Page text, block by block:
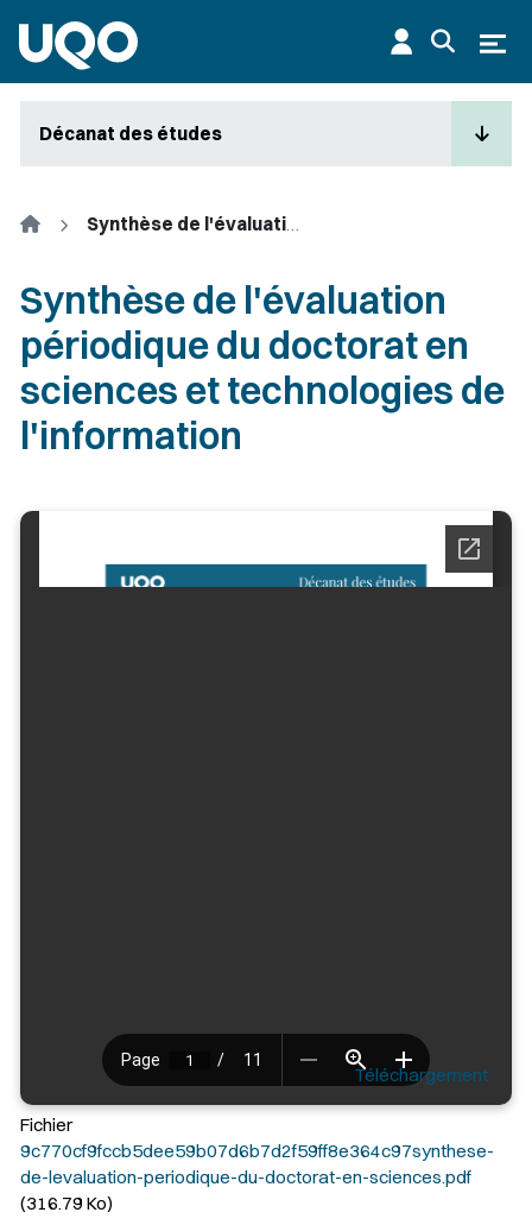
Décanat des études
Accueil Synthèse de l'évaluation périodique du doctorat en sciences et technologies de l'information
Synthèse de l'évaluation
périodique du doctorat en
sciences et technologies de
l'information
Téléchargement
Fichier
9c770cf9fccb5dee59b07d6b7d2f59ff8e364c97synthese-
de-levaluation-periodique-du-doctorat-en-sciences.pdf
(316.79 Ko)